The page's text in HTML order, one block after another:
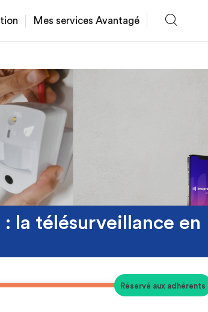
Mes services Avantagé
la télésurveillance en
Réservé aux adhérents